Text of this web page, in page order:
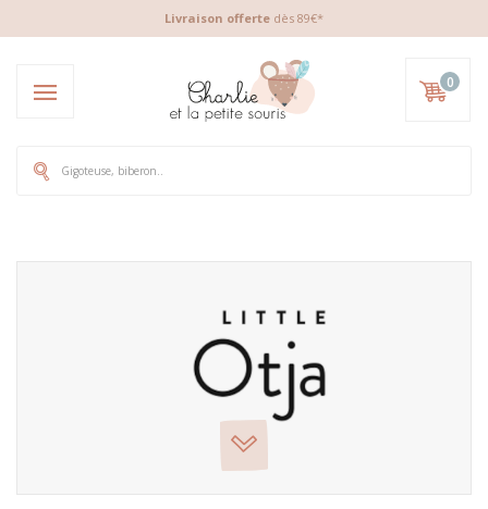
Livraison offerte dès 89€*
0